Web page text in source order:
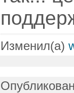
Изменил(а)